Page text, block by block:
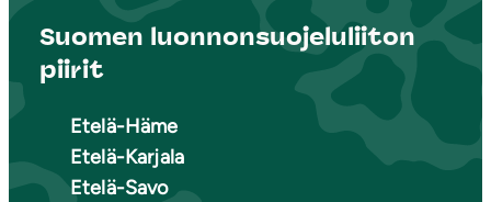
Suomen luonnonsuojeluliiton
piirit
Etelä-Häme
Etelä-Karjala
Etelä-Savo